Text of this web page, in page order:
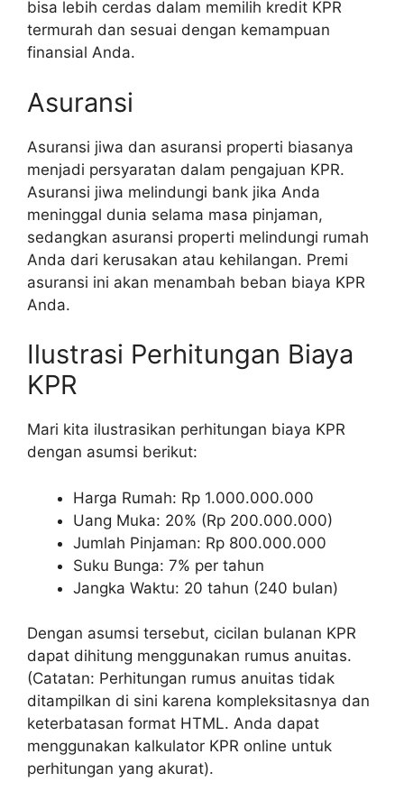
bisa lebih cerdas dalam memilih kredit KPR
termurah dan sesuai dengan kemampuan
finansial Anda.
Asuransi
Asuransi jiwa dan asuransi properti biasanya
menjadi persyaratan dalam pengajuan KPR.
Asuransi jiwa melindungi bank jika Anda
meninggal dunia selama masa pinjaman,
sedangkan asuransi properti melindungi rumah
Anda dari kerusakan atau kehilangan. Premi
asuransi ini akan menambah beban biaya KPR
Anda.
Ilustrasi Perhitungan Biaya
KPR
Mari kita ilustrasikan perhitungan biaya KPR
dengan asumsi berikut:
Harga Rumah: Rp 1.000.000.000
Uang Muka: 20% (Rp 200.000.000)
Jumlah Pinjaman: Rp 800.000.000
Suku Bunga: 7% per tahun
Jangka Waktu: 20 tahun (240 bulan)
Dengan asumsi tersebut, cicilan bulanan KPR
dapat dihitung menggunakan rumus anuitas.
(Catatan: Perhitungan rumus anuitas tidak
ditampilkan di sini karena kompleksitasnya dan
keterbatasan format HTML. Anda dapat
menggunakan kalkulator KPR online untuk
perhitungan yang akurat).